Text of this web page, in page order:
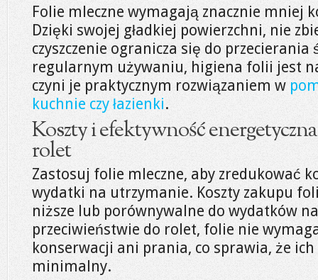
Folie mleczne wymagają znacznie mniej
Dzięki swojej gładkiej powierzchni, nie
czyszczenie ogranicza się do przecierania
regularnym używaniu, higiena folii jest
czyni je praktycznym rozwiązaniem w
kuchnie czy łazienki.
Koszty i efektywność
rolet
Zastosuj folie mleczne, aby zredukować
wydatki na utrzymanie. Koszty zakupu
niższe lub porównywalne do wydatków
przeciwieństwie do rolet, folie nie
konserwacji ani prania, co sprawia, że
minimalny.